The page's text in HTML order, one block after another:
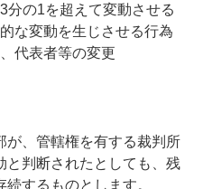
分の1を超えて変動させる
な変動を生じさせる行為
代表者等の変更
が、管轄権を有する裁判所
と判断されたとしても、残
するものとします。